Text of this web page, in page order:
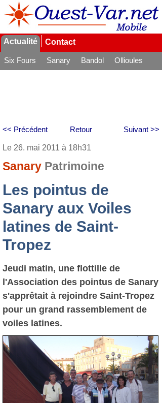
Actualité Contact
Six Fours Sanary Bandol
Ollioules
Retour
<< Précédent Suivant >>
Le 26. mai 2011 à 18h31
Sanary Patrimoine
Les pointus de
Sanary aux Voiles
latines de Saint-
Tropez
Jeudi matin, une flottille de
l'Association des pointus de Sanary
s'apprêtait à rejoindre Saint-Tropez
pour un grand rassemblement de
voiles latines.